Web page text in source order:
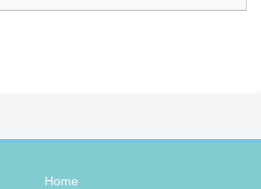
Home